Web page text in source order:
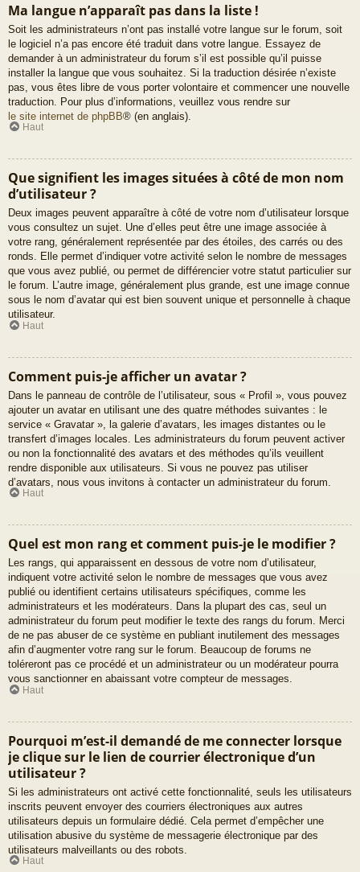
Ma langue n’apparaît pas dans la liste !
Soit les administrateurs n’ont pas installé votre langue sur le forum, soit
le logiciel n’a pas encore été traduit dans votre langue. Essayez de
demander à un administrateur du forum s’il est possible qu’il puisse
installer la langue que vous souhaitez. Si la traduction désirée n’existe
pas, vous êtes libre de vous porter volontaire et commencer une nouvelle
traduction. Pour plus d’informations, veuillez vous rendre sur
le site internet de phpBB® (en anglais).
Haut
Que signifient les images situées à côté de mon nom
d’utilisateur ?
Deux images peuvent apparaître à côté de votre nom d’utilisateur lorsque
vous consultez un sujet. Une d’elles peut être une image associée à
votre rang, généralement représentée par des étoiles, des carrés ou des
ronds. Elle permet d’indiquer votre activité selon le nombre de messages
que vous avez publié, ou permet de différencier votre statut particulier sur
le forum. L’autre image, généralement plus grande, est une image connue
sous le nom d’avatar qui est bien souvent unique et personnelle à chaque
utilisateur.
Haut
Comment puis-je afficher un avatar ?
Dans le panneau de contrôle de l’utilisateur, sous « Profil », vous pouvez
ajouter un avatar en utilisant une des quatre méthodes suivantes : le
service « Gravatar », la galerie d’avatars, les images distantes ou le
transfert d’images locales. Les administrateurs du forum peuvent activer
ou non la fonctionnalité des avatars et des méthodes qu’ils veuillent
rendre disponible aux utilisateurs. Si vous ne pouvez pas utiliser
d’avatars, nous vous invitons à contacter un administrateur du forum.
Haut
Quel est mon rang et comment puis-je le modifier ?
Les rangs, qui apparaissent en dessous de votre nom d’utilisateur,
indiquent votre activité selon le nombre de messages que vous avez
publié ou identifient certains utilisateurs spécifiques, comme les
administrateurs et les modérateurs. Dans la plupart des cas, seul un
administrateur du forum peut modifier le texte des rangs du forum. Merci
de ne pas abuser de ce système en publiant inutilement des messages
afin d’augmenter votre rang sur le forum. Beaucoup de forums ne
toléreront pas ce procédé et un administrateur ou un modérateur pourra
vous sanctionner en abaissant votre compteur de messages.
Haut
Pourquoi m’est-il demandé de me connecter lorsque
je clique sur le lien de courrier électronique d’un
utilisateur ?
Si les administrateurs ont activé cette fonctionnalité, seuls les utilisateurs
inscrits peuvent envoyer des courriers électroniques aux autres
utilisateurs depuis un formulaire dédié. Cela permet d’empêcher une
utilisation abusive du système de messagerie électronique par des
utilisateurs malveillants ou des robots.
Haut